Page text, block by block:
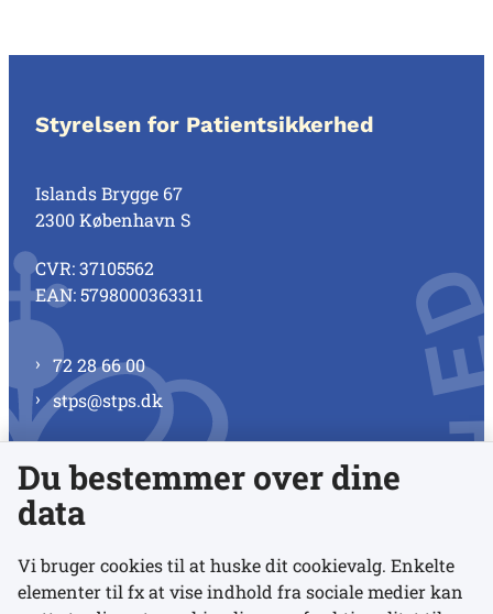
Styrelsen for Patientsikkerhed
Islands Brygge 67
2300 København S
CVR: 37105562
EAN: 5798000363311
72 28 66 00
stps@stps.dk
Se alle kontaktnumre
Links
Du bestemmer over dine
data
Vi bruger cookies til at huske dit cookievalg. Enkelte
elementer til fx at vise indhold fra sociale medier kan